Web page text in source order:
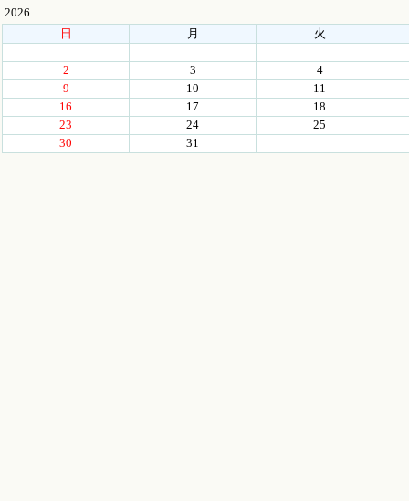
2026
日
月 火
2 3
4
9
10
11
16
17
18
23
24
25
30
31